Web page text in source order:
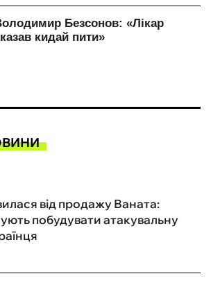
від продажу Ваната:
побудувати атакувальну